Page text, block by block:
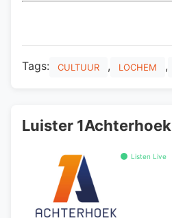
Tags: CULTUUR , LOCHEM ,
Luister 1Achterhoek
Listen Live